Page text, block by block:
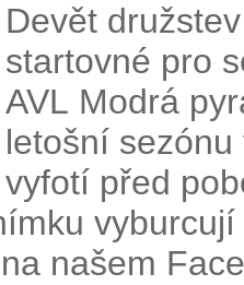
Devět
startovné pro
AVL Modrá
letošní
vyfotí před
našem